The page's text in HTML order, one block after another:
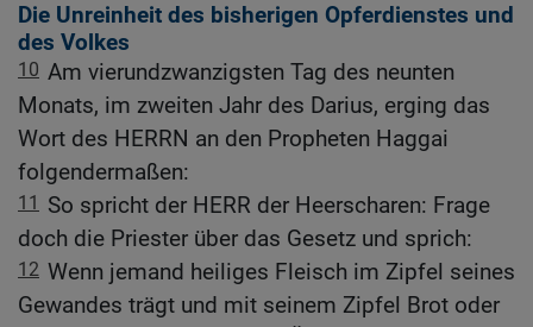
Die Unreinheit des bisherigen Opferdienstes und
des Volkes
10 Am vierundzwanzigsten Tag des neunten
Monats, im zweiten Jahr des Darius, erging das
Wort des HERRN an den Propheten Haggai
folgendermaßen:
11
So spricht der HERR der Heerscharen: Frage
doch die Priester über das Gesetz und sprich:
12 Wenn jemand heiliges Fleisch im Zipfel seines
Gewandes trägt und mit seinem Zipfel Brot oder